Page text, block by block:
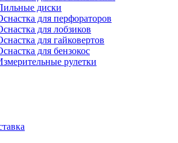
диски
для перфораторов
для лобзиков
для гайковертов
для бензокос
рулетки